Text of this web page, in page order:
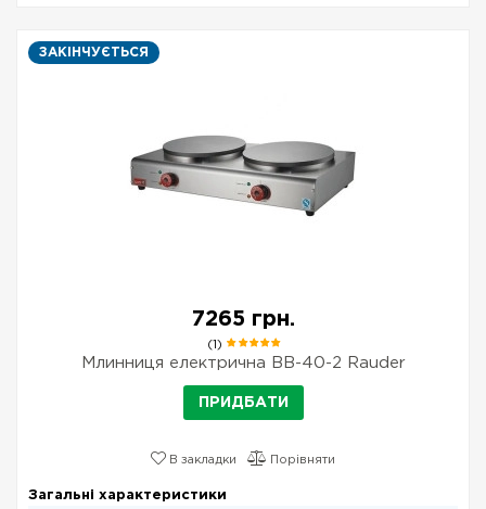
ЗАКІНЧУЄТЬСЯ
7265 грн.
(1)
Млинниця електрична BB-40-2 Rauder
ПРИДБАТИ
В закладки Порівняти
Загальні характеристики